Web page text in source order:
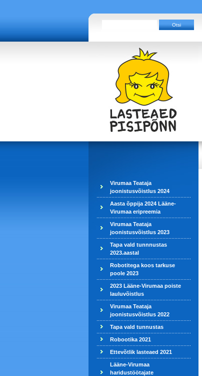
Virumaa Teataja
joonistusvõistlus 2024
Aasta õppija 2024 Lääne-
Virumaa eripreemia
Virumaa Teataja
joonistusvõistlus 2023
Tapa vald tunnnustas
2023.aastal
Robotitega koos tarkuse
poole 2023
2023 Lääne-Virumaa poiste
lauluvõistlus
Virumaa Teataja
joonistusvõistlus 2022
Tapa vald tunnustas
Robootika 2021
Ettevõtlik lasteaed 2021
Lääne-Virumaa
haridustöötajate